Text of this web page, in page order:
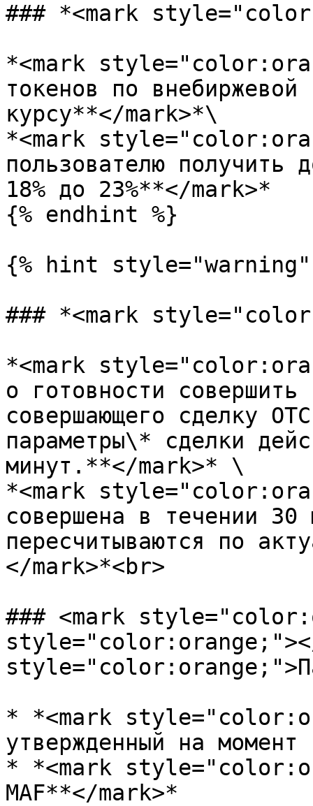
### *<mark
*<mark
токенов по
курсу**</mark>*\
*<mark
пользователю получить
18% до 23%**</mark>*
{% endhint %}
{% hint style="warning"
### *<mark
*<mark
о готовности совершить
совершающего сделку
параметры\* сделки
минут.**</mark>* \
*<mark
совершена в течении
пересчитываются по
</mark>*<br>
### <mark
style="color:orange;"></
* *<mark
утвержденный на
* *<mark
MAF**</mark>*